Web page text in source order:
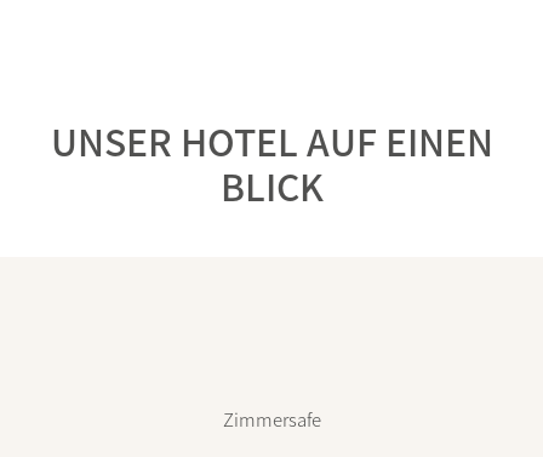
UNSER HOTEL AUF EINEN
BLICK
Zimmersafe